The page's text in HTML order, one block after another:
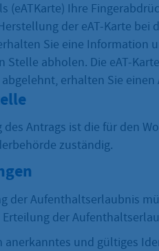
(eATKarte) Ihre
der eAT-Karte bei
Sie eine Information
Stelle abholen. Die eAT-
erhalten Sie
des Antrags ist die für den
zuständig.
der Aufenthaltserlaubnis
der
anerkanntes und gültiges